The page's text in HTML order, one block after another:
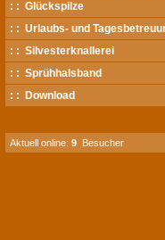
: : Glückspilze
: : Urlaubs- und
: : Silvesterknallerei
: : Sprühhalsband
: : Download
Aktuell online: 9 Besucher